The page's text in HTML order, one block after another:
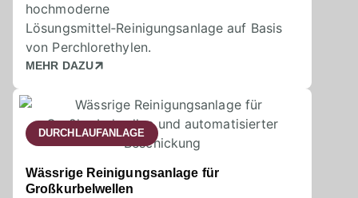
hochmoderne
Lösungsmittel‑Reinigungsanlage auf Basis
von Perchlorethylen.
MEHR DAZU
DURCHLAUFANLAGE
Wässrige Reinigungsanlage für
Großkurbelwellen